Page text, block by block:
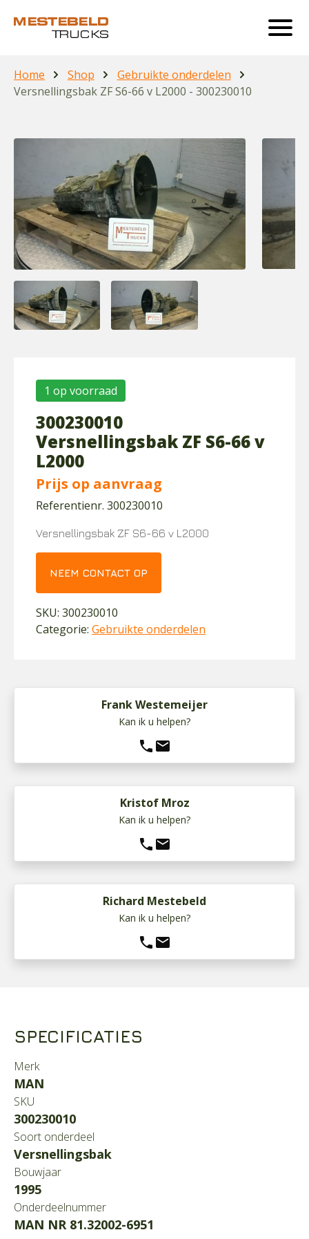
Home Shop
Gebruikte onderdelen
Versnellingsbak ZF S6-66 v L2000 - 300230010
1 op voorraad
300230010
Versnellingsbak ZF S6-66 v
L2000
Prijs op aanvraag
Referentienr. 300230010
Versnellingsbak ZF S6-66 v L2000
NEEM CONTACT OP
SKU: 300230010
Categorie: Gebruikte onderdelen
Frank Westemeijer
Kan ik u helpen?
phone mail
Kristof Mroz
Kan ik u helpen?
phone mail
Richard Mestebeld
Kan ik u helpen?
phone mail
SPECIFICATIES
Merk
MAN
SKU
300230010
Soort onderdeel
Versnellingsbak
Bouwjaar
1995
Onderdeelnummer
MAN NR 81.32002-6951